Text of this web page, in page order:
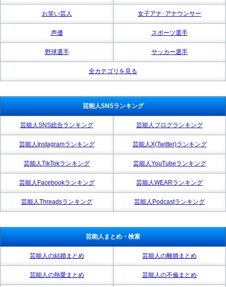
お笑い芸人 女子アナ･アナウンサー
声優 スポーツ選手
野球選手 サッカー選手
全カテゴリを見る
芸能人SNSランキング
芸能人SNS総合ランキング 芸能人ブログランキング
芸能人Instagramランキング 芸能人X(Twitter)ランキング
芸能人TikTokランキング 芸能人YouTubeランキング
芸能人Facebookランキング 芸能人WEARランキング
芸能人Threadsランキング 芸能人Podcastランキング
芸能人まとめ・検索
芸能人の結婚まとめ 芸能人の離婚まとめ
芸能人の熱愛まとめ 芸能人の不倫まとめ